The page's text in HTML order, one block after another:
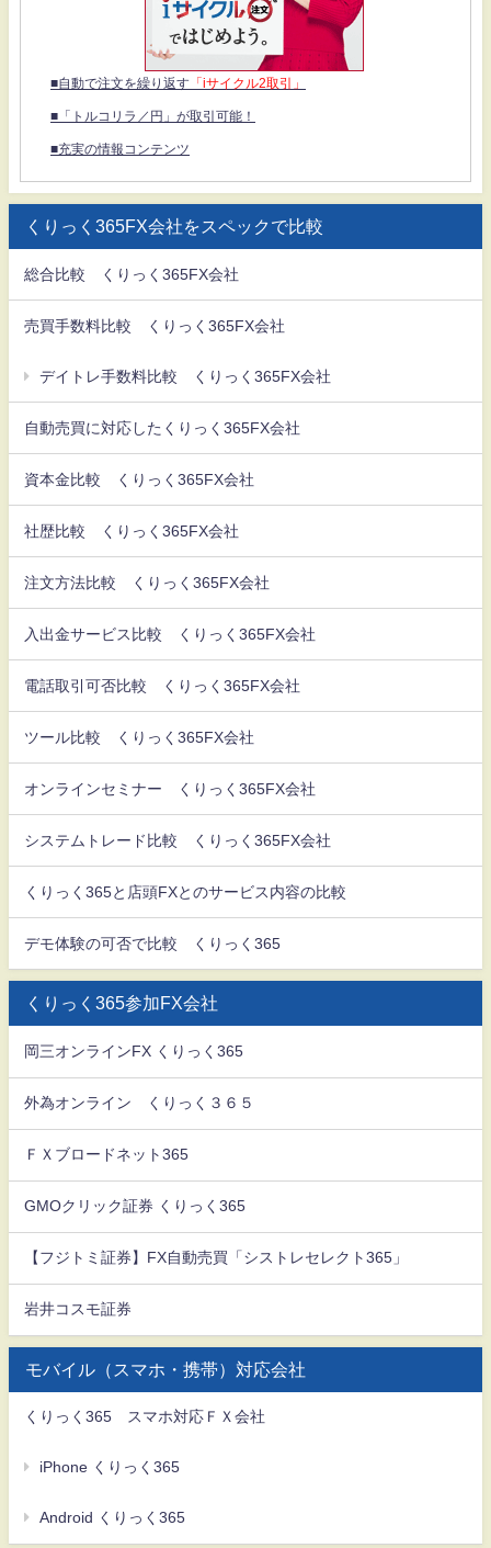
■自動で注文を繰り返す 「iサイクル2取引」
■「トルコリラ／円」が取引可能！
■充実の情報コンテンツ
くりっく365FX会社をスペックで比較
総合比較 くりっく365FX会社
売買手数料比較 くりっく365FX会社
デイトレ手数料比較 くりっく365FX会社
自動売買に対応したくりっく365FX会社
資本金比較 くりっく365FX会社
社歴比較 くりっく365FX会社
注文方法比較 くりっく365FX会社
入出金サービス比較 くりっく365FX会社
電話取引可否比較 くりっく365FX会社
ツール比較 くりっく365FX会社
オンラインセミナー くりっく365FX会社
システムトレード比較 くりっく365FX会社
くりっく365と店頭FXとのサービス内容の比較
デモ体験の可否で比較 くりっく365
くりっく365参加FX会社
岡三オンラインFX くりっく365
外為オンライン くりっく３６５
ＦＸブロードネット365
GMOクリック証券 くりっく365
【フジトミ証券】FX自動売買「シストレセレクト365」
岩井コスモ証券
モバイル（スマホ・携帯）対応会社
くりっく365 スマホ対応ＦＸ会社
iPhone くりっく365
Android くりっく365